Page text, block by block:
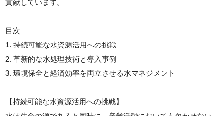
貢献しています。
目次
1. 持続可能な水資源活用への挑戦
2. 革新的な水処理技術と導入事例
3. 環境保全と経済効率を両立させる水マネジメント
【持続可能な水資源活用への挑戦】